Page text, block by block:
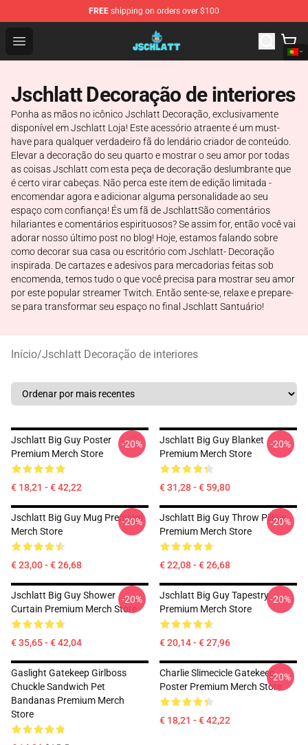
FREE shipping on orders over $100
Open menu
Jschlatt Store - Official Jschlatt Merchandise Shop
Jschlatt Decoração de interiores
Ponha as mãos no icônico Jschlatt Decoração, exclusivamente
disponível em Jschlatt Loja! Este acessório atraente é um must-
have para qualquer verdadeiro fã do lendário criador de conteúdo.
Elevar a decoração do seu quarto e mostrar o seu amor por todas
as coisas Jschlatt com esta peça de decoração deslumbrante que
é certo virar cabeças. Não perca este item de edição limitada -
encomendar agora e adicionar alguma personalidade ao seu
espaço com confiança! És um fã de JschlattSão comentários
hilariantes e comentários espirituosos? Se assim for, então você vai
adorar nosso último post no blog! Hoje, estamos falando sobre
como decorar sua casa ou escritório com Jschlatt- Decoração
inspirada. De cartazes e adesivos para mercadorias feitas sob
encomenda, temos tudo o que você precisa para mostrar seu amor
por este popular streamer Twitch. Então sente-se, relaxe e prepare-
se para transformar seu espaço no final Jschlatt Santuário!
Início/Jschlatt Decoração de interiores
Jschlatt Big Guy Poster
Premium Merch Store
€ 18,21 - € 42,22
-20%
Jschlatt Big Guy Blanket
Premium Merch Store
€ 31,28 - € 59,80
-20%
Jschlatt Big Guy Mug Premium
Merch Store
€ 23,00 - € 26,68
-20%
Jschlatt Big Guy Throw Pillow
Premium Merch Store
€ 22,08 - € 26,68
-20%
Jschlatt Big Guy Shower
Curtain Premium Merch Store
€ 35,65 - € 42,04
-20%
Jschlatt Big Guy Tapestry
Premium Merch Store
€ 20,14 - € 27,96
-20%
Gaslight Gatekeep Girlboss
Chuckle Sandwich Pet
Bandanas Premium Merch
Store
Charlie Slimecicle Gatekeep
Poster Premium Merch Store
€ 18,21 - € 42,22
-20%